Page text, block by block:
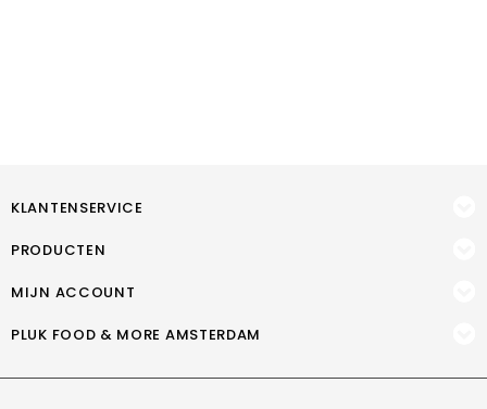
KLANTENSERVICE
PRODUCTEN
MIJN ACCOUNT
PLUK FOOD & MORE AMSTERDAM